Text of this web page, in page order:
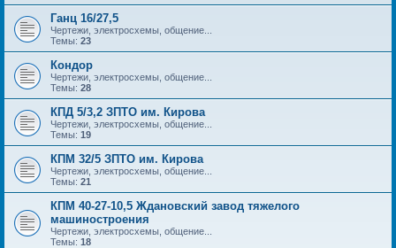
Ганц 16/27,5
Чертежи, электросхемы, общение...
Темы: 23
Кондор
Чертежи, электросхемы, общение...
Темы: 28
КПД 5/3,2 ЗПТО им. Кирова
Чертежи, электросхемы, общение...
Темы: 19
КПМ 32/5 ЗПТО им. Кирова
Чертежи, электросхемы, общение...
Темы: 21
КПМ 40-27-10,5 Ждановский завод тяжелого
машиностроения
Чертежи, электросхемы, общение...
Темы: 18